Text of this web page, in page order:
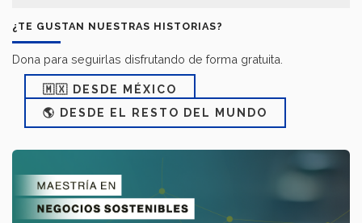
¿TE GUSTAN NUESTRAS HISTORIAS?
Dona para seguirlas disfrutando de forma gratuita.
🇲🇽 DESDE MÉXICO
🌎 DESDE EL RESTO DEL MUNDO